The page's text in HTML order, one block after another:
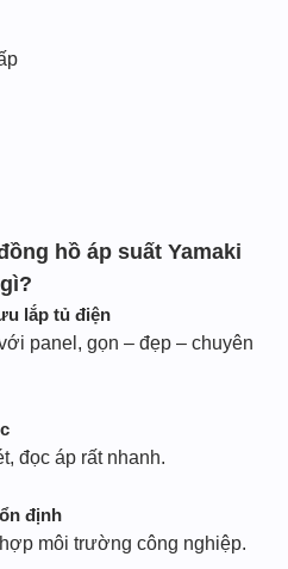
hồ áp suất Yamaki
lắp tủ điện
panel, gọn – đẹp – chuyên
đọc áp rất nhanh.
định
môi trường công nghiệp.